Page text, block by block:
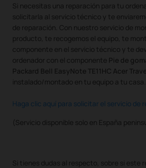
Si necesitas una reparación para tu
solicitarla al servicio técnico y te
de reparación. Con nuestro servicio de
producto, te recogemos el equipo, te
componente en el servicio técnico y te
ordenador con el componente Pie de
Packard Bell EasyNote TE11HC Acer
instalado/montado en tu equipo a tu casa.
Haga clic aquí para solicitar el servicio de
(Servicio disponible solo en España
Si tienes dudas al respecto, sobre si este